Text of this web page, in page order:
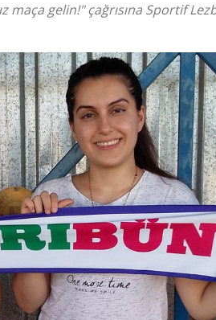
gelin!" çağrısına Sportif